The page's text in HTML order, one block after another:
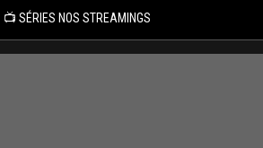
📺 SÉRIES NOS STREAMINGS